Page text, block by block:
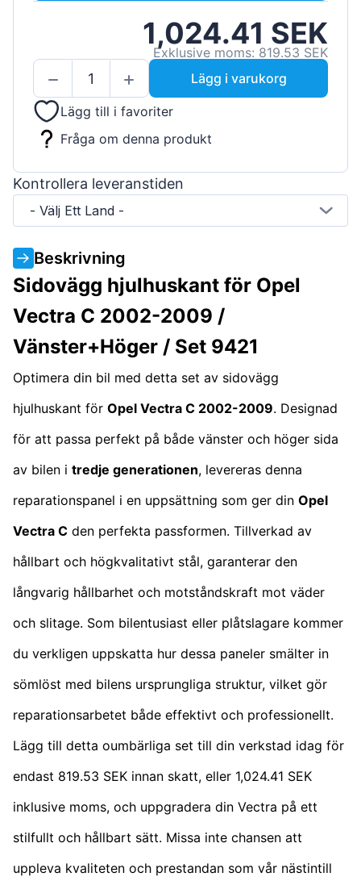
1,024.41 SEK
Exklusive moms: 819.53 SEK
Lägg i varukorg
Lägg till i favoriter
Fråga om denna produkt
Kontrollera leveranstiden
- Välj Ett Land -
Beskrivning
Sidovägg hjulhuskant för Opel
Vectra C 2002-2009 /
Vänster+Höger / Set 9421
Optimera din bil med detta set av sidovägg
hjulhuskant för Opel Vectra C 2002-2009. Designad
för att passa perfekt på både vänster och höger sida
av bilen i tredje generationen, levereras denna
reparationspanel i en uppsättning som ger din Opel
Vectra C den perfekta passformen. Tillverkad av
hållbart och högkvalitativt stål, garanterar den
långvarig hållbarhet och motståndskraft mot väder
och slitage. Som bilentusiast eller plåtslagare kommer
du verkligen uppskatta hur dessa paneler smälter in
sömlöst med bilens ursprungliga struktur, vilket gör
reparationsarbetet både effektivt och professionellt.
Lägg till detta oumbärliga set till din verkstad idag för
endast 819.53 SEK innan skatt, eller 1,024.41 SEK
inklusive moms, och uppgradera din Vectra på ett
stilfullt och hållbart sätt. Missa inte chansen att
uppleva kvaliteten och prestandan som vår nästintill